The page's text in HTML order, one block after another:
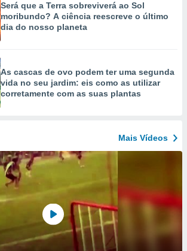
Será que a Terra sobreviverá ao Sol
moribundo? A ciência reescreve o último
dia do nosso planeta
As cascas de ovo podem ter uma segunda
vida no seu jardim: eis como as utilizar
corretamente com as suas plantas
Mais Vídeos